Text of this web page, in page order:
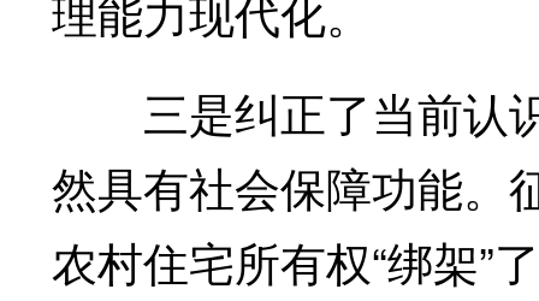
三是纠正了当前认
然具有社会保障功能。
农村住宅所有权“绑架”